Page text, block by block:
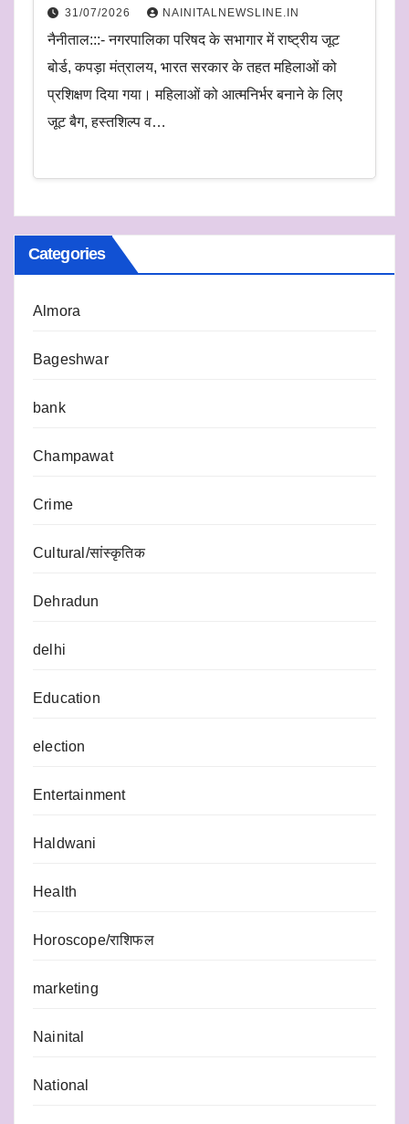
31/07/2026 NAINITALNEWSLINE.IN
नैनीताल:::- नगरपालिका परिषद के सभागार में राष्ट्रीय जूट
बोर्ड, कपड़ा मंत्रालय, भारत सरकार के तहत महिलाओं को
प्रशिक्षण दिया गया। महिलाओं को आत्मनिर्भर बनाने के लिए
जूट बैग, हस्तशिल्प व…
Categories
Almora
Bageshwar
bank
Champawat
Crime
Cultural/सांस्कृतिक
Dehradun
delhi
Education
election
Entertainment
Haldwani
Health
Horoscope/राशिफल
marketing
Nainital
National